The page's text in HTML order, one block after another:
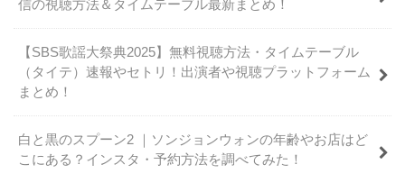
信の視聴方法＆タイムテーブル最新まとめ！
【SBS歌謡大祭典2025】無料視聴方法・タイムテーブル
（タイテ）速報やセトリ！出演者や視聴プラットフォーム
まとめ！
白と黒のスプーン2 ｜ソンジョンウォンの年齢やお店はど
こにある？インスタ・予約方法を調べてみた！